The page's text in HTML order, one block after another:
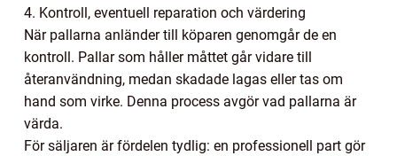
4. Kontroll, eventuell reparation och värdering
När pallarna anländer till köparen genomgår de en
kontroll. Pallar som håller måttet går vidare till
återanvändning, medan skadade lagas eller tas om
hand som virke. Denna process avgör vad pallarna är
värda.
För säljaren är fördelen tydlig: en professionell part gör